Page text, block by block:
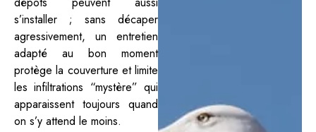
s’installer ; sans décaper
agressivement, un entretien
adapté au bon moment
protège la couverture et limite
les infiltrations “mystère” qui
apparaissent toujours quand
on s’y attend le moins.